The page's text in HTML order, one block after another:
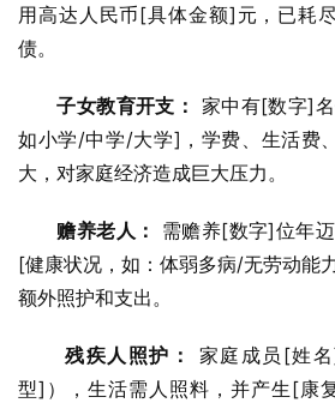
用高达人民币[具体金额]元，已耗
债。
子女教育开支： 家中有[数字]
如小学/中学/大学]，学费、生活费
大，对家庭经济造成巨大压力。
赡养老人：
需赡养[数字]位年
[健康状况，如：体弱多病/无劳动能
额外照护和支出。
残疾人照护：
家庭成员[姓
型]），生活需人照料，并产生[康